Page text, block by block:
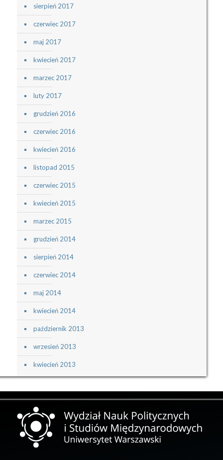
sierpień 2017
czerwiec 2017
maj 2017
kwiecień 2017
marzec 2017
luty 2017
grudzień 2016
czerwiec 2016
kwiecień 2016
listopad 2015
czerwiec 2015
kwiecień 2015
marzec 2015
grudzień 2014
sierpień 2014
czerwiec 2014
maj 2014
kwiecień 2014
październik 2013
wrzesień 2013
kwiecień 2013